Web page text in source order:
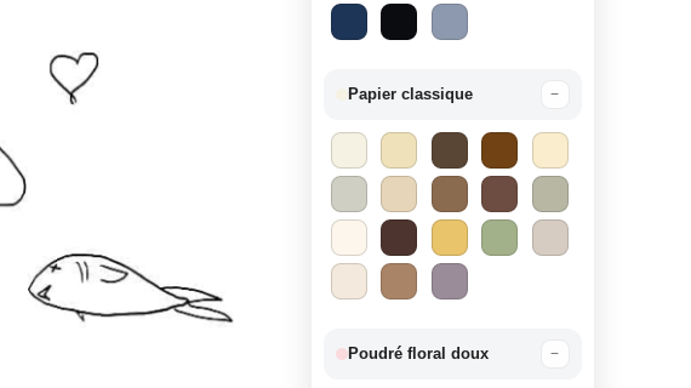
Papier classique −
Poudré floral doux −